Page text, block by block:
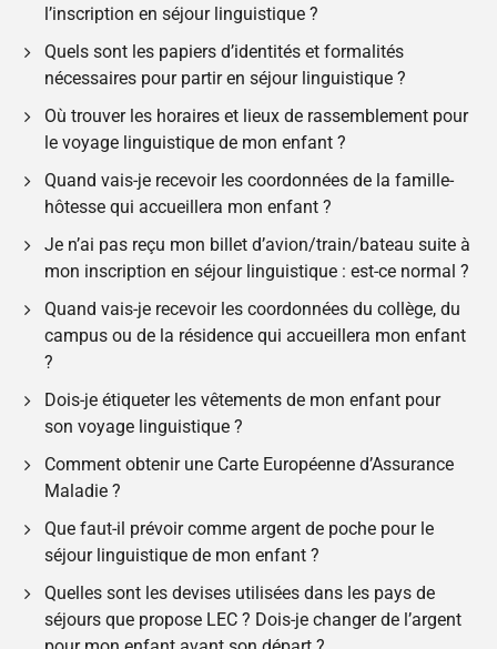
l’inscription en séjour linguistique ?
Quels sont les papiers d’identités et formalités
nécessaires pour partir en séjour linguistique ?
Où trouver les horaires et lieux de rassemblement pour
le voyage linguistique de mon enfant ?
Quand vais-je recevoir les coordonnées de la famille-
hôtesse qui accueillera mon enfant ?
Je n’ai pas reçu mon billet d’avion/train/bateau suite à
mon inscription en séjour linguistique : est-ce normal ?
Quand vais-je recevoir les coordonnées du collège, du
campus ou de la résidence qui accueillera mon enfant
?
Dois-je étiqueter les vêtements de mon enfant pour
son voyage linguistique ?
Comment obtenir une Carte Européenne d’Assurance
Maladie ?
Que faut-il prévoir comme argent de poche pour le
séjour linguistique de mon enfant ?
Quelles sont les devises utilisées dans les pays de
séjours que propose LEC ? Dois-je changer de l’argent